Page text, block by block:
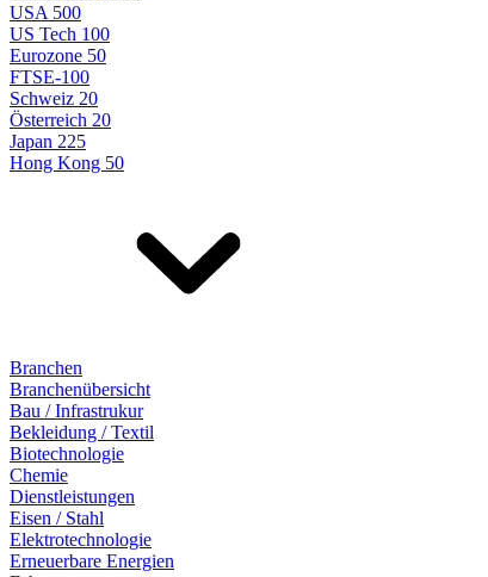
USA 500
US Tech 100
Eurozone 50
FTSE-100
Schweiz 20
Österreich 20
Japan 225
Hong Kong 50
Branchen
Branchenübersicht
Bau / Infrastrukur
Bekleidung / Textil
Biotechnologie
Chemie
Dienstleistungen
Eisen / Stahl
Elektrotechnologie
Erneuerbare Energien